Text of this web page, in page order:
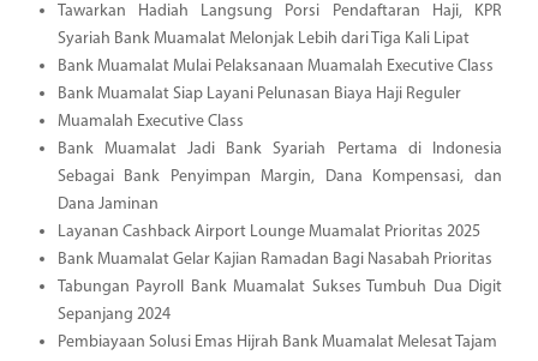
Tawarkan Hadiah Langsung Porsi Pendaftaran Haji, KPR
Syariah Bank Muamalat Melonjak Lebih dari Tiga Kali Lipat
Bank Muamalat Mulai Pelaksanaan Muamalah Executive Class
Bank Muamalat Siap Layani Pelunasan Biaya Haji Reguler
Muamalah Executive Class
Bank Muamalat Jadi Bank Syariah Pertama di Indonesia
Sebagai Bank Penyimpan Margin, Dana Kompensasi, dan
Dana Jaminan
Layanan Cashback Airport Lounge Muamalat Prioritas 2025
Bank Muamalat Gelar Kajian Ramadan Bagi Nasabah Prioritas
Tabungan Payroll Bank Muamalat Sukses Tumbuh Dua Digit
Sepanjang 2024
Pembiayaan Solusi Emas Hijrah Bank Muamalat Melesat Tajam